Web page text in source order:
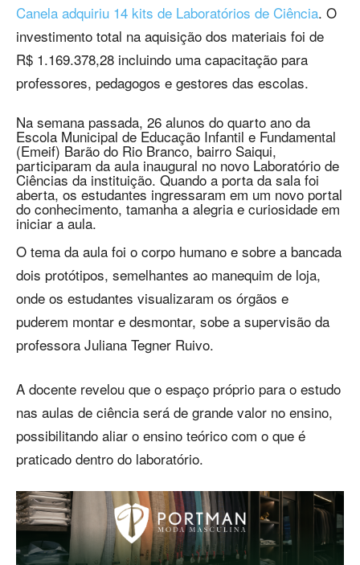
Canela adquiriu 14 kits de Laboratórios de Ciência. O
investimento total na aquisição dos materiais foi de
R$ 1.169.378,28 incluindo uma capacitação para
professores, pedagogos e gestores das escolas.
Na semana passada, 26 alunos do quarto ano da
Escola Municipal de Educação Infantil e Fundamental
(Emeif) Barão do Rio Branco, bairro Saiqui,
participaram da aula inaugural no novo Laboratório de
Ciências da instituição. Quando a porta da sala foi
aberta, os estudantes ingressaram em um novo portal
do conhecimento, tamanha a alegria e curiosidade em
iniciar a aula.
O tema da aula foi o corpo humano e sobre a bancada
dois protótipos, semelhantes ao manequim de loja,
onde os estudantes visualizaram os órgãos e
puderem montar e desmontar, sobe a supervisão da
professora Juliana Tegner Ruivo.
A docente revelou que o espaço próprio para o estudo
nas aulas de ciência será de grande valor no ensino,
possibilitando aliar o ensino teórico com o que é
praticado dentro do laboratório.